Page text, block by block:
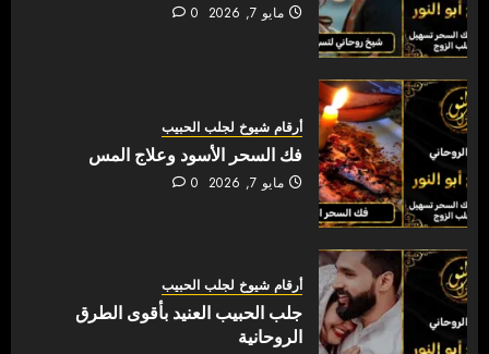
مايو 7, 2026 0
أرقام شيوخ لجلب الحبيب
فك السحر الأسود وعلاج المس
مايو 7, 2026 0
أرقام شيوخ لجلب الحبيب
جلب الحبيب العنيد بأقوى الطرق
الروحانية